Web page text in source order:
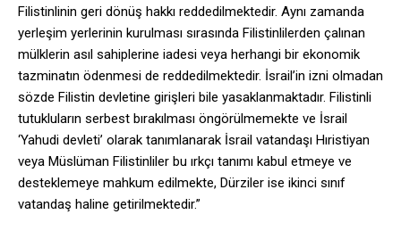
Filistinlinin geri dönüş hakkı reddedilmektedir. Aynı zamanda
yerleşim yerlerinin kurulması sırasında Filistinlilerden çalınan
mülklerin asıl sahiplerine iadesi veya herhangi bir ekonomik
tazminatın ödenmesi de reddedilmektedir. İsrail’in izni olmadan
sözde Filistin devletine girişleri bile yasaklanmaktadır. Filistinli
tutukluların serbest bırakılması öngörülmemekte ve İsrail
‘Yahudi devleti’ olarak tanımlanarak İsrail vatandaşı Hıristiyan
veya Müslüman Filistinliler bu ırkçı tanımı kabul etmeye ve
desteklemeye mahkum edilmekte, Dürziler ise ikinci sınıf
vatandaş haline getirilmektedir.”